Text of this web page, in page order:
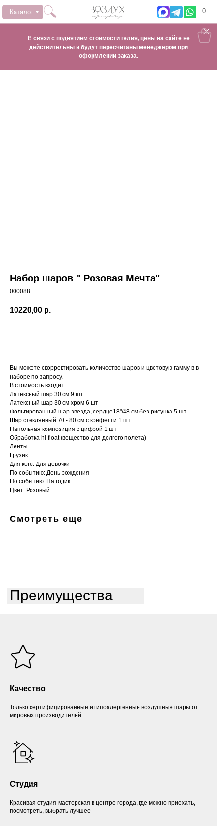
0
Каталог
В связи с поднятием стоимости гелия, цены на сайте не
действительны и будут пересчитаны менеджером при
оформлении заказа.
Набор шаров " Розовая Мечта"
000088
10220,00 р.
Вы можете скорректировать количество шаров и цветовую гамму в в
наборе по запросу.
В стоимость входит:
Латексный шар 30 см 9 шт
Латексный шар 30 см хром 6 шт
Фольгированный шар звезда, сердце18"/48 см без рисунка 5 шт
Шар стеклянный 70 - 80 см с конфетти 1 шт
Напольная композиция с цифрой 1 шт
Обработка hi-float (вещество для долгого полета)
Ленты
Грузик
Для кого: Для девочки
По событию: День рождения
По событию: На годик
Цвет: Розовый
Смотреть еще
Преимущества
Качество
Только сертифицированные и гипоалергенные воздушные шары от
мировых производителей
Студия
Красивая студия-мастерская в центре города, где можно приехать,
посмотреть, выбрать лучшее